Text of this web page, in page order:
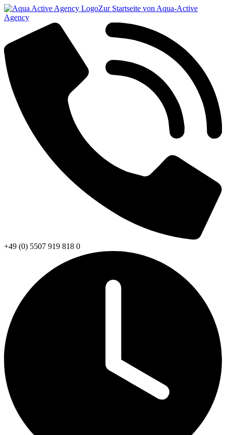
Zur Startseite von Aqua-Active
Agency
+49 (0) 5507 919 818 0